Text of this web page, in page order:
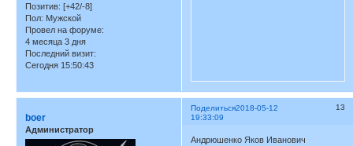
Позитив: [+42/-8]
Пол: Мужской
Провел на форуме:
4 месяца 3 дня
Последний визит:
Сегодня 15:50:43
Поделиться 13
2018-05-12
19:33:09
boer
Администратор
Андрюшенко Яков Иванович